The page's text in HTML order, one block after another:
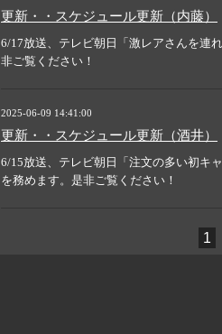
更新・・スケジュール更新（内藤）
6/17放送、テレビ朝日「激レアさんを連
非ご覧ください！
2025-06-09 14:41:00
更新・・スケジュール更新（酒井）
6/15放送、テレビ朝日「注文の多い初キ
を務めます。是非ご覧ください！
1